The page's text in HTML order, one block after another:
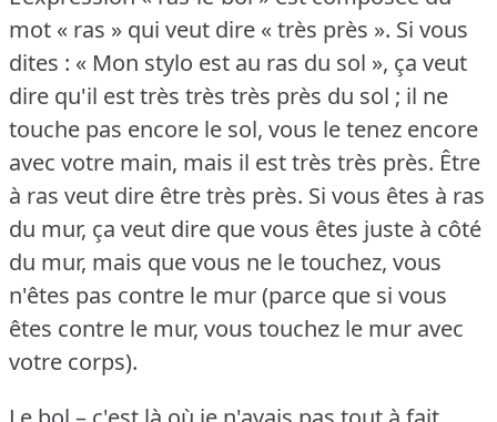
mot « ras » qui veut dire « très près ». Si vous
dites : « Mon stylo est au ras du sol », ça veut
dire qu'il est très très très près du sol ; il ne
touche pas encore le sol, vous le tenez encore
avec votre main, mais il est très très près. Être
à ras veut dire être très près. Si vous êtes à ras
du mur, ça veut dire que vous êtes juste à côté
du mur, mais que vous ne le touchez, vous
n'êtes pas contre le mur (parce que si vous
êtes contre le mur, vous touchez le mur avec
votre corps).